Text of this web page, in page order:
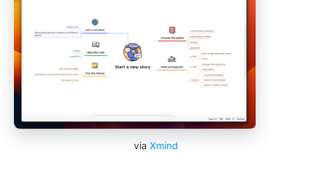
via Xmind